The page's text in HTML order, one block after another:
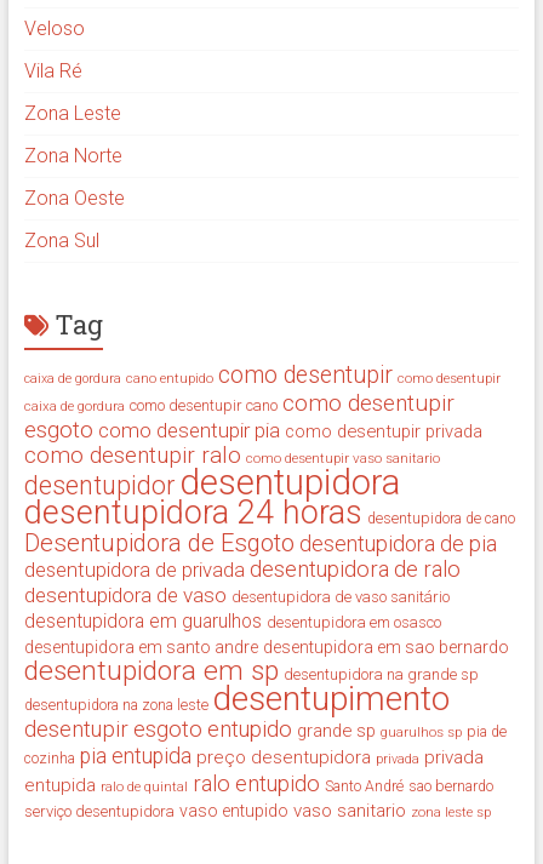
Veloso
Vila Ré
Zona Leste
Zona Norte
Zona Oeste
Zona Sul
Tag
caixa de gordura cano entupido como desentupir como desentupir
caixa de gordura como desentupir cano como desentupir
esgoto como desentupir pia como desentupir privada
como desentupir ralo como desentupir vaso sanitario
desentupidor desentupidora
desentupidora 24 horas desentupidora de cano
Desentupidora de Esgoto desentupidora de pia
desentupidora de privada desentupidora de ralo
desentupidora de vaso desentupidora de vaso sanitário
desentupidora em guarulhos desentupidora em osasco
desentupidora em santo andre desentupidora em sao bernardo
desentupidora em sp desentupidora na grande sp
desentupidora na zona leste desentupimento
desentupir esgoto entupido grande sp guarulhos sp pia de
cozinha pia entupida preço desentupidora privada privada
entupida ralo de quintal ralo entupido Santo André sao bernardo
serviço desentupidora vaso entupido vaso sanitario zona leste sp